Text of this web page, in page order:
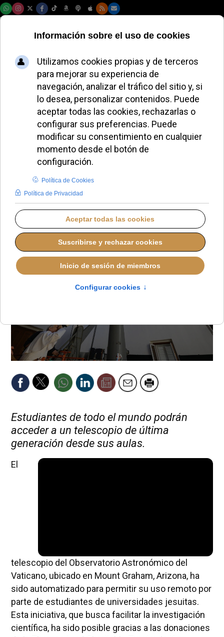
El telescopio del
Vaticano se
digitaliza para
estudiantes de todo
el mundo
JUEVES, 23 ABRIL 2026 09:18
Estudiantes de todo el mundo podrán
acceder a un telescopio de última
generación desde sus aulas.
El
telescopio del Observatorio Astronómico del
Vaticano, ubicado en Mount Graham, Arizona, ha
sido automatizado para permitir su uso remoto por
parte de estudiantes de universidades jesuitas.
Esta iniciativa, que busca facilitar la investigación
científica, ha sido posible gracias a las donaciones